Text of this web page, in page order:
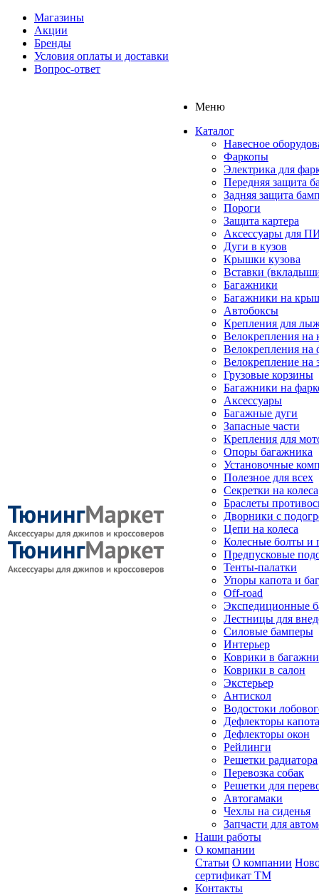
Магазины
Акции
Бренды
Условия оплаты и доставки
Вопрос-ответ
Меню
Каталог
Навесное
Фаркопы
Электрика для
Передняя защита
Задняя защита
Пороги
Защита картера
Аксессуары для
Дуги в кузов
Крышки кузова
Вставки
Багажники
Багажники на
Автобоксы
Крепления для
Велокрепления
Велокрепления на
Велокрепление на
Грузовые корзины
Багажники на
Аксессуары
Багажные дуги
Запасные части
Крепления для
Опоры багажника
Установочные
Полезное для всех
Секретки на колеса
Браслеты
Дворники с
Цепи на колеса
Колесные болты и
Предпусковые
Тенты-палатки
Упоры капота и
Off-road
Экспедиционные
Лестницы для
Силовые бамперы
Интерьер
Коврики в
Коврики в салон
Экстерьер
Антискол
Водостоки
Дефлекторы капота
Дефлекторы окон
Рейлинги
Решетки радиатора
Перевозка собак
Решетки для
Автогамаки
Чехлы на сиденья
Запчасти для
Наши работы
О компании
Статьи О компании
сертификат ТМ
Контакты